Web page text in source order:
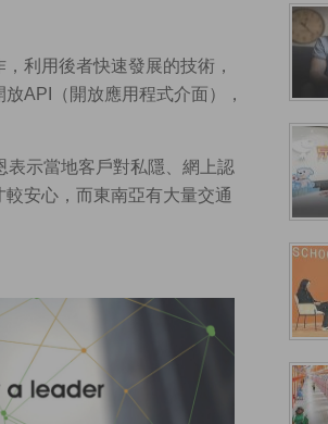
利用後者快速發展的技術，
API（開放應用程式介面），
表示當地客戶對私隱、網上認
安心，而東南亞有大量交通